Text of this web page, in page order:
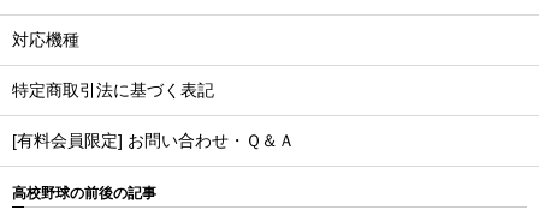
対応機種
特定商取引法に基づく表記
[有料会員限定] お問い合わせ・Ｑ＆Ａ
高校野球の前後の記事